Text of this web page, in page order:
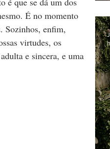
É no momento
Sozinhos, enfim,
virtudes, os
e sincera, e uma